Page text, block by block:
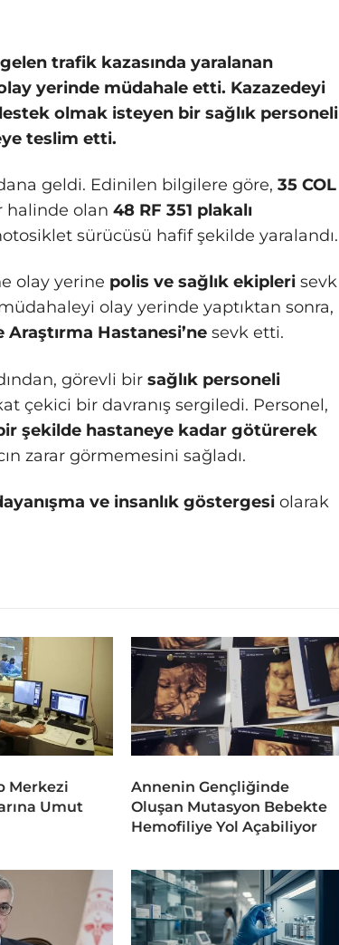
trafik kazasında yaralanan
yerinde müdahale etti. Kazazedeyi
olmak isteyen bir sağlık personeli
teslim etti.
geldi. Edinilen bilgilere göre, 35 COL
halinde olan 48 RF 351 plakalı
sürücüsü hafif şekilde yaralandı.
olay yerine polis ve sağlık ekipleri sevk
olay yerinde yaptıktan sonra,
Hastanesi’ne sevk etti.
görevli bir sağlık personeli
çekici bir davranış sergiledi. Personel,
şekilde hastaneye kadar götürerek
zarar görmemesini sağladı.
ve insanlık göstergesi olarak
Merkezi
Umut
Annenin Gençliğinde
Oluşan Mutasyon Bebekte
Hemofiliye Yol Açabiliyor